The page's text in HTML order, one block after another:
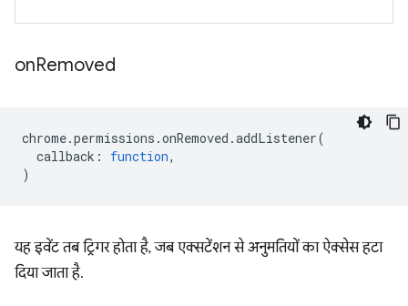
onRemoved
chrome.permissions .onRemoved .addListener(
callback : function,
)
यह इवेंट तब ट्रिगर होता है, जब एक्सटेंशन से अनुमतियों का ऐक्सेस हटा
दिया जाता है.